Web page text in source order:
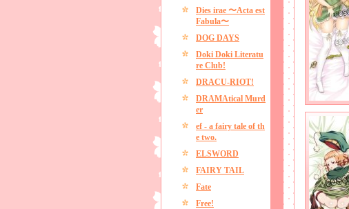
Dies irae 〜Acta est
Fabula〜
DOG DAYS
Doki Doki Literatu
re Club!
DRACU-RIOT!
DRAMAtical Murd
er
ef - a fairy tale of th
e two.
ELSWORD
FAIRY TAIL
Fate
Free!